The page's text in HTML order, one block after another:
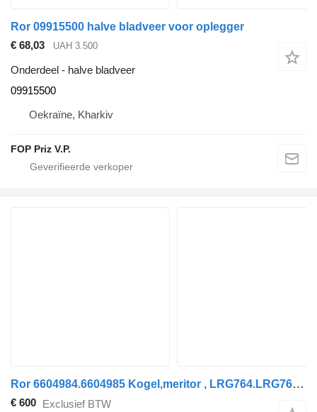
Ror 09915500 halve bladveer voor oplegger
€ 68,03
UAH 3.500
Onderdeel - halve bladveer
09915500
Oekraïne, Kharkiv
FOP Priz V.P.
Ror 6604984.6604985 Kogel,meritor , LRG764.LRG765 remklauw voor Kögel TRAXX MERITOR oplegger
€ 600 Exclusief BTW